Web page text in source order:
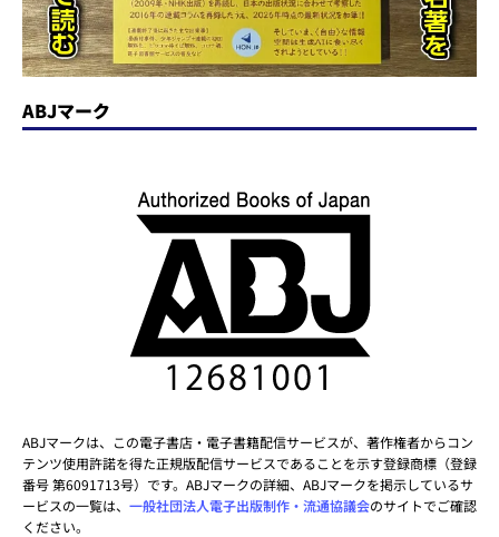
ABJマーク
ABJマークは、この電子書店・電子書籍配信サービスが、著作権者からコン
テンツ使用許諾を得た正規版配信サービスであることを示す登録商標（登録
番号 第6091713号）です。ABJマークの詳細、ABJマークを掲示しているサ
ービスの一覧は、 一般社団法人電子出版制作・流通協議会のサイトでご確認
ください。